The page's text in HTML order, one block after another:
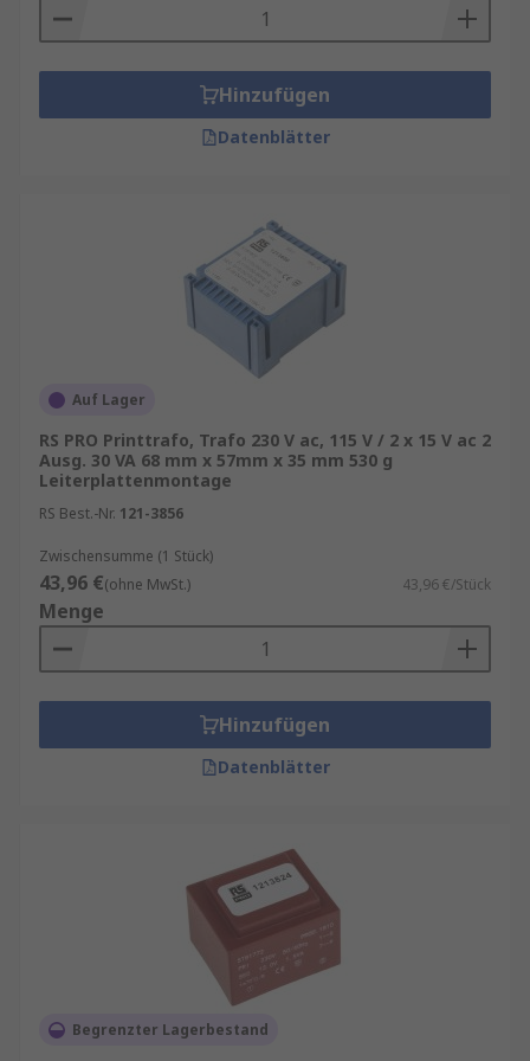
Temperaturbereich: Gerade in
Industrieumgebungen ist ein breiter
Temperaturbereich wichtig.
: Geräuscharme und
Leiterplatten‑Transformatoren kaufen
Platzsparende Integration direkt auf der
Hohe Betriebssicherheit dank galvanischer
Trennung
Niedrige Verluste und hohe Effizienz
Einfache Montage durch standardisierte
Pins
Kostengünstige Lösung für
Spannungstransformation
Hinzufügen
Datenblätter
Auf Lager
RS PRO Printtrafo, Trafo 230 V ac, 115 V / 2 x 15 V ac 2
Ausg. 30 VA 68 mm x 57mm x 35 mm 530 g
Leiterplattenmontage
RS Best.-Nr. 121-3856
Zwischensumme (1 Stück)
43,96 €(ohne MwSt.) 43,96 €/Stück
Menge
Hinzufügen
Datenblätter
Begrenzter Lagerbestand